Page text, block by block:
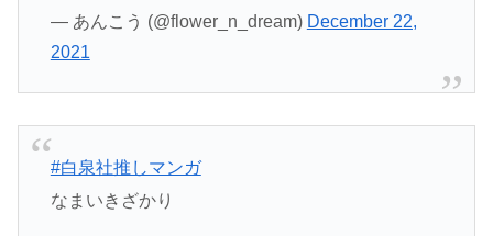
— あんこう (@flower_n_dream) December 22,
2021
#白泉社推しマンガ
なまいきざかり